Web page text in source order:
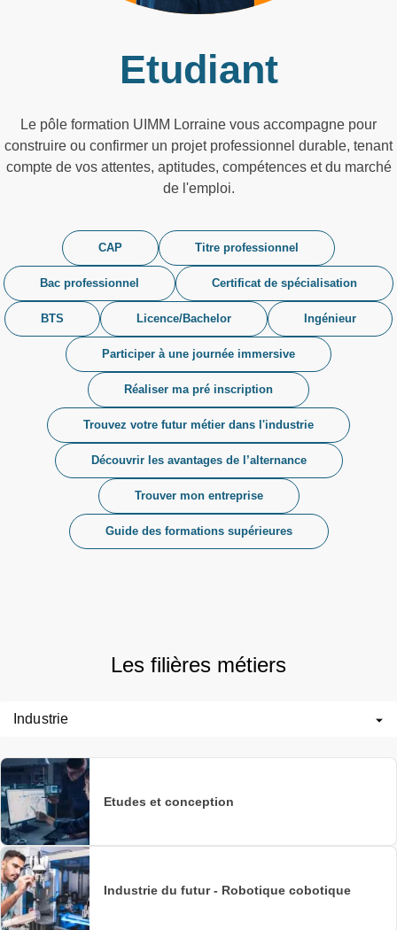
Etudiant
Le pôle formation UIMM Lorraine vous accompagne pour
construire ou confirmer un projet professionnel durable, tenant
compte de vos attentes, aptitudes, compétences et du marché
de l'emploi.
CAP Titre professionnel
Bac professionnel Certificat de spécialisation
BTS Licence/Bachelor Ingénieur
Participer à une journée immersive
Réaliser ma pré inscription
Trouvez votre futur métier dans l'industrie
Découvrir les avantages de l’alternance
Trouver mon entreprise
Guide des formations supérieures
Les filières métiers
Industrie
Etudes et conception
Industrie du futur - Robotique cobotique